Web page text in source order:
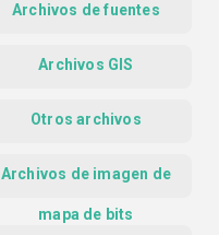
Archivos de fuentes
Archivos GIS
Otros archivos
Archivos de imagen de
mapa de bits